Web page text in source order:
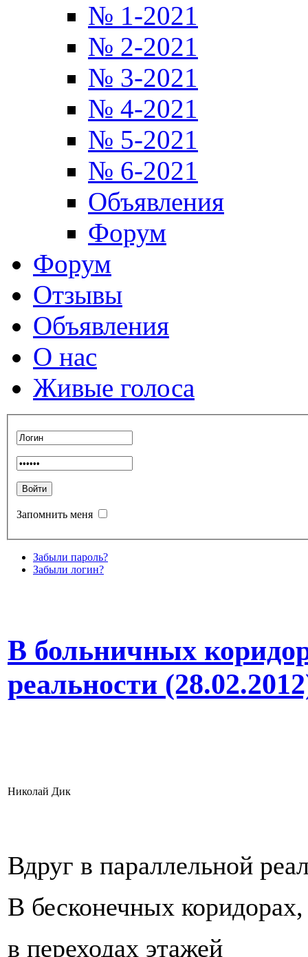
№ 1-2021
№ 2-2021
№ 3-2021
№ 4-2021
№ 5-2021
№ 6-2021
Объявления
Форум
Форум
Отзывы
Объявления
О нас
Живые голоса
Запомнить меня
Забыли пароль?
Забыли логин?
В больничных
реальности
Николай Дик
Вдруг в параллельной
В бесконечных коридорах,
в переходах этажей